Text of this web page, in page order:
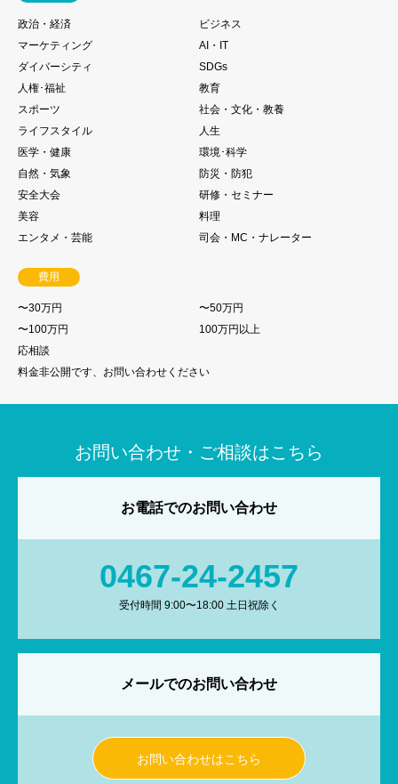
政治・経済
ビジネス
マーケティング
AI・IT
ダイバーシティ
SDGs
人権･福祉
教育
スポーツ
社会・文化・教養
ライフスタイル
人生
医学・健康
環境･科学
自然・気象
防災・防犯
安全大会
研修・セミナー
美容
料理
エンタメ・芸能
司会・MC・ナレーター
費用
〜30万円
〜50万円
〜100万円
100万円以上
応相談
料金非公開です、お問い合わせください
お問い合わせ・ご相談はこちら
お電話でのお問い合わせ
0467-24-2457
受付時間 9:00〜18:00 土日祝除く
メールでのお問い合わせ
お問い合わせはこちら